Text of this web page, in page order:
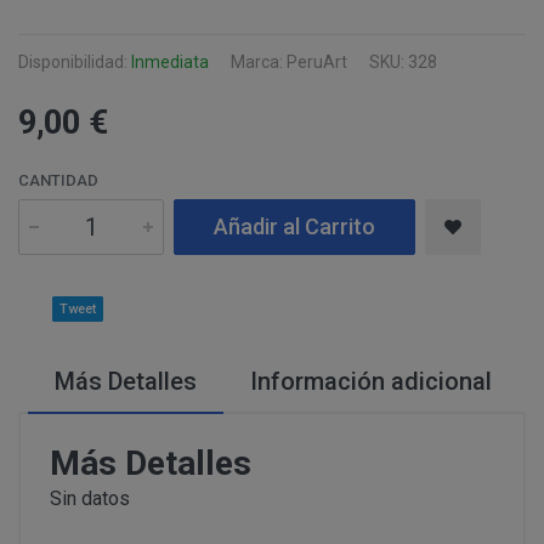
Disponibilidad: Inmediata Marca: PeruArt SKU: 328
9,00 €
CANTIDAD
Añadir al Carrito
Tweet
Más Detalles Información adicional
Más Detalles
Sin datos
COMUNICACIONES
Tfno: 977 270399 - HORARIOS: Lunes - Viernes:
Email: info@perustocks.es.
encuentra la tienda presencial..
Información adicional ¿Quién
Todas las notificaciones y comunicaciones entre los
anteriormente.
Los productos ofertados, junto con las características
en pantalla.
MODIFICACION O ANULACION DEL PEDIDO
Suministro de bienes precintados que no pueden ser
Productos que puedan deteriorarse o caducar